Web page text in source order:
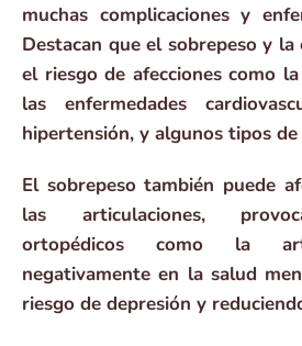
muchas complicaciones y
Destacan que el sobrepeso y
el riesgo de afecciones como
las enfermedades
hipertensión, y algunos tipos de
El sobrepeso también puede
las articulaciones,
ortopédicos como la
negativamente en la salud
riesgo de depresión y